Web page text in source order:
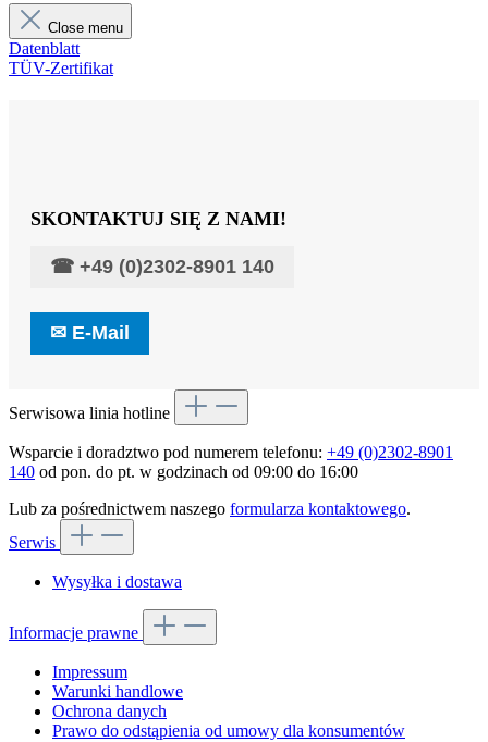
Close menu
Datenblatt
TÜV-Zertifikat
SKONTAKTUJ SIĘ Z NAMI!
☎ +49 (0)2302-8901 140
✉ E-Mail
Serwisowa linia hotline
Wsparcie i doradztwo pod numerem telefonu: +49 (0)2302-8901
140 od pon. do pt. w godzinach od 09:00 do 16:00
Lub za pośrednictwem naszego formularza kontaktowego.
Serwis
Wysyłka i dostawa
Informacje prawne
Impressum
Warunki handlowe
Ochrona danych
Prawo do odstąpienia od umowy dla konsumentów